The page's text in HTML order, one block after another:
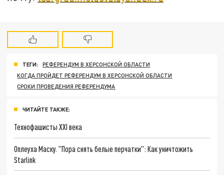
ТЕГИ:
РЕФЕРЕНДУМ В ХЕРСОНСКОЙ ОБЛАСТИ
КОГДА ПРОЙДЕТ РЕФЕРЕНДУМ В ХЕРСОНСКОЙ ОБЛАСТИ
СРОКИ ПРОВЕДЕНИЯ РЕФЕРЕНДУМА
ЧИТАЙТЕ ТАКЖЕ:
Технофашисты XXI века
Оплеуха Маску. "Пора снять белые перчатки": Как уничтожить
Starlink